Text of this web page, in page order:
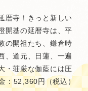
暦寺！きっと新しい
開基の延暦寺は、平
の開祖たち、鎌倉時
、道元、日蓮、一遍
・荘厳な伽藍には圧
：52,360円（税込）